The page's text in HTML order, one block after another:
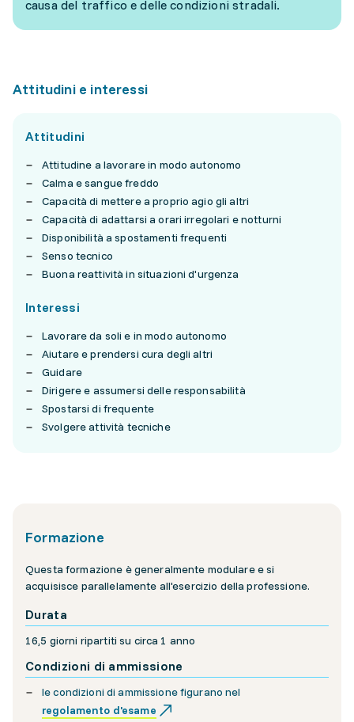
causa del traffico e delle condizioni stradali.
Attitudini e interessi
Attitudini
Attitudine a lavorare in modo autonomo
Calma e sangue freddo
Capacità di mettere a proprio agio gli altri
Capacità di adattarsi a orari irregolari e notturni
Disponibilità a spostamenti frequenti
Senso tecnico
Buona reattività in situazioni d'urgenza
Interessi
Lavorare da soli e in modo autonomo
Aiutare e prendersi cura degli altri
Guidare
Dirigere e assumersi delle responsabilità
Spostarsi di frequente
Svolgere attività tecniche
Formazione
Questa formazione è generalmente modulare e si
acquisisce parallelamente all'esercizio della professione.
Durata
16,5 giorni ripartiti su circa 1 anno
Condizioni di ammissione
le condizioni di ammissione figurano nel
regolamento d'esame